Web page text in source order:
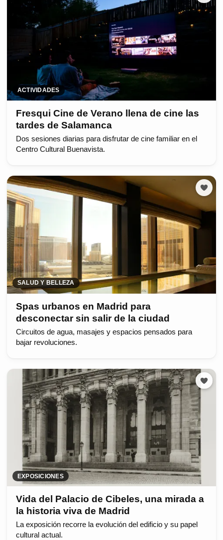
ACTIVIDADES
Fresqui Cine de Verano llena de cine las
tardes de Salamanca
Dos sesiones diarias para disfrutar de cine familiar en el
Centro Cultural Buenavista.
SALUD Y BELLEZA
Spas urbanos en Madrid para
desconectar sin salir de la ciudad
Circuitos de agua, masajes y espacios pensados para
bajar revoluciones.
EXPOSICIONES
Vida del Palacio de Cibeles, una mirada a
la historia viva de Madrid
La exposición recorre la evolución del edificio y su papel
cultural actual.